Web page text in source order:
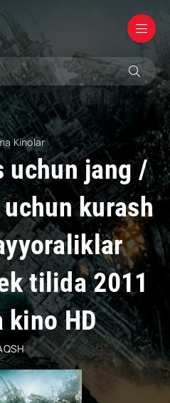
Kinolar
uchun jang /
kurash
tilida 2011
HD